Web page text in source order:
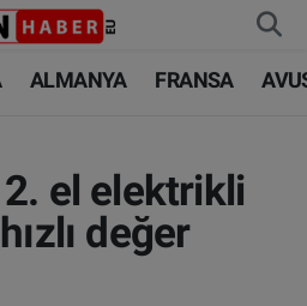
ALMANYA FRANSA
el elektrikli
değer
ve Fikstür